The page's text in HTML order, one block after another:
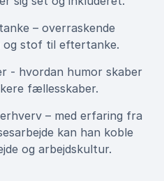
– overraskende
og stof til eftertanke.
- hvordan humor skaber
fællesskaber.
– med erfaring fra
kan han koble
og arbejdskultur.